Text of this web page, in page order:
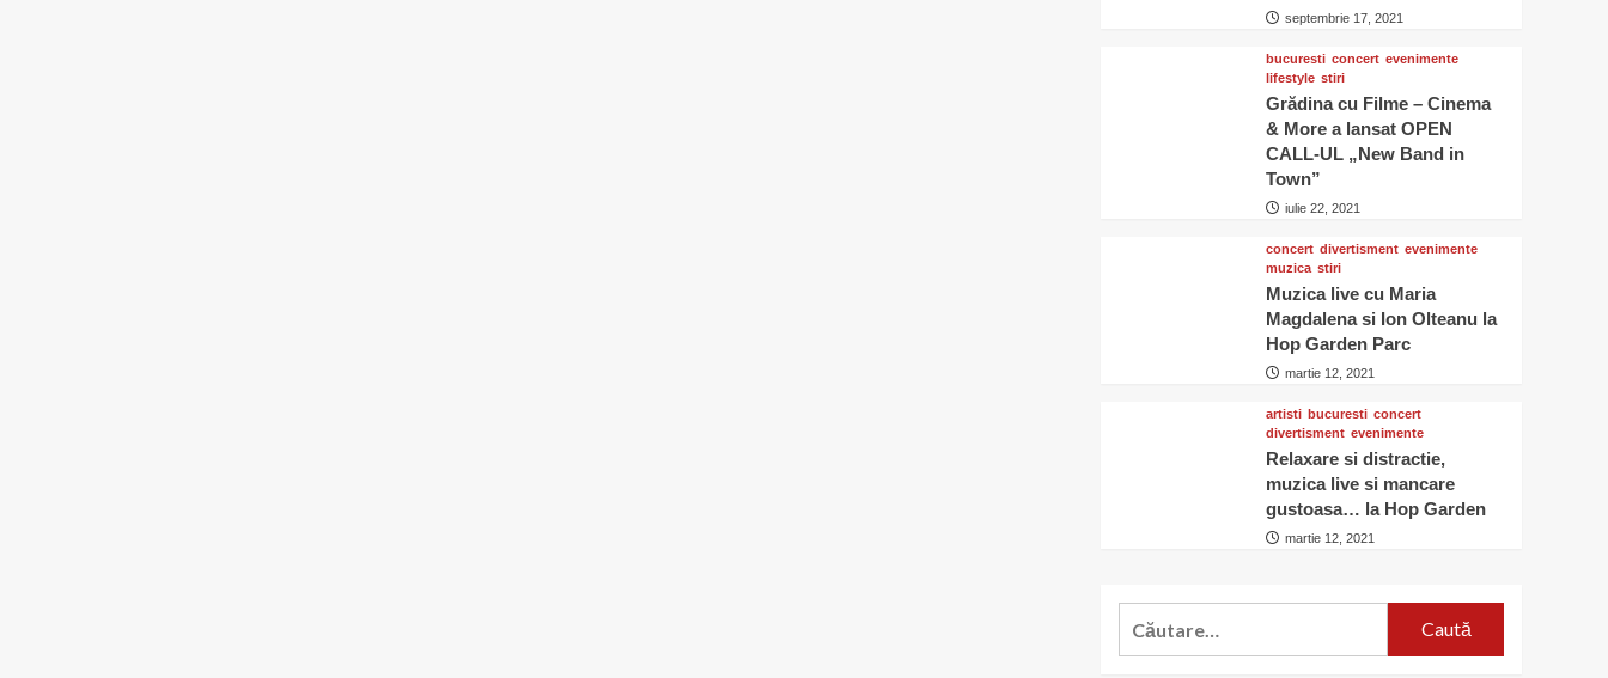
septembrie 17, 2021
bucuresti concert evenimente
lifestyle stiri
Grădina cu Filme – Cinema
& More a lansat OPEN
CALL-UL „New Band in
Town”
iulie 22, 2021
concert divertisment evenimente
muzica stiri
Muzica live cu Maria
Magdalena si Ion Olteanu la
Hop Garden Parc
martie 12, 2021
artisti bucuresti concert
divertisment evenimente
Relaxare si distractie,
muzica live si mancare
gustoasa… la Hop Garden
martie 12, 2021
Caută